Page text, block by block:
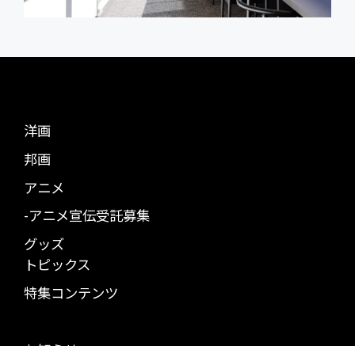
洋画
邦画
アニメ
-アニメ宣伝受託募集
グッズ
トピックス
特集コンテンツ